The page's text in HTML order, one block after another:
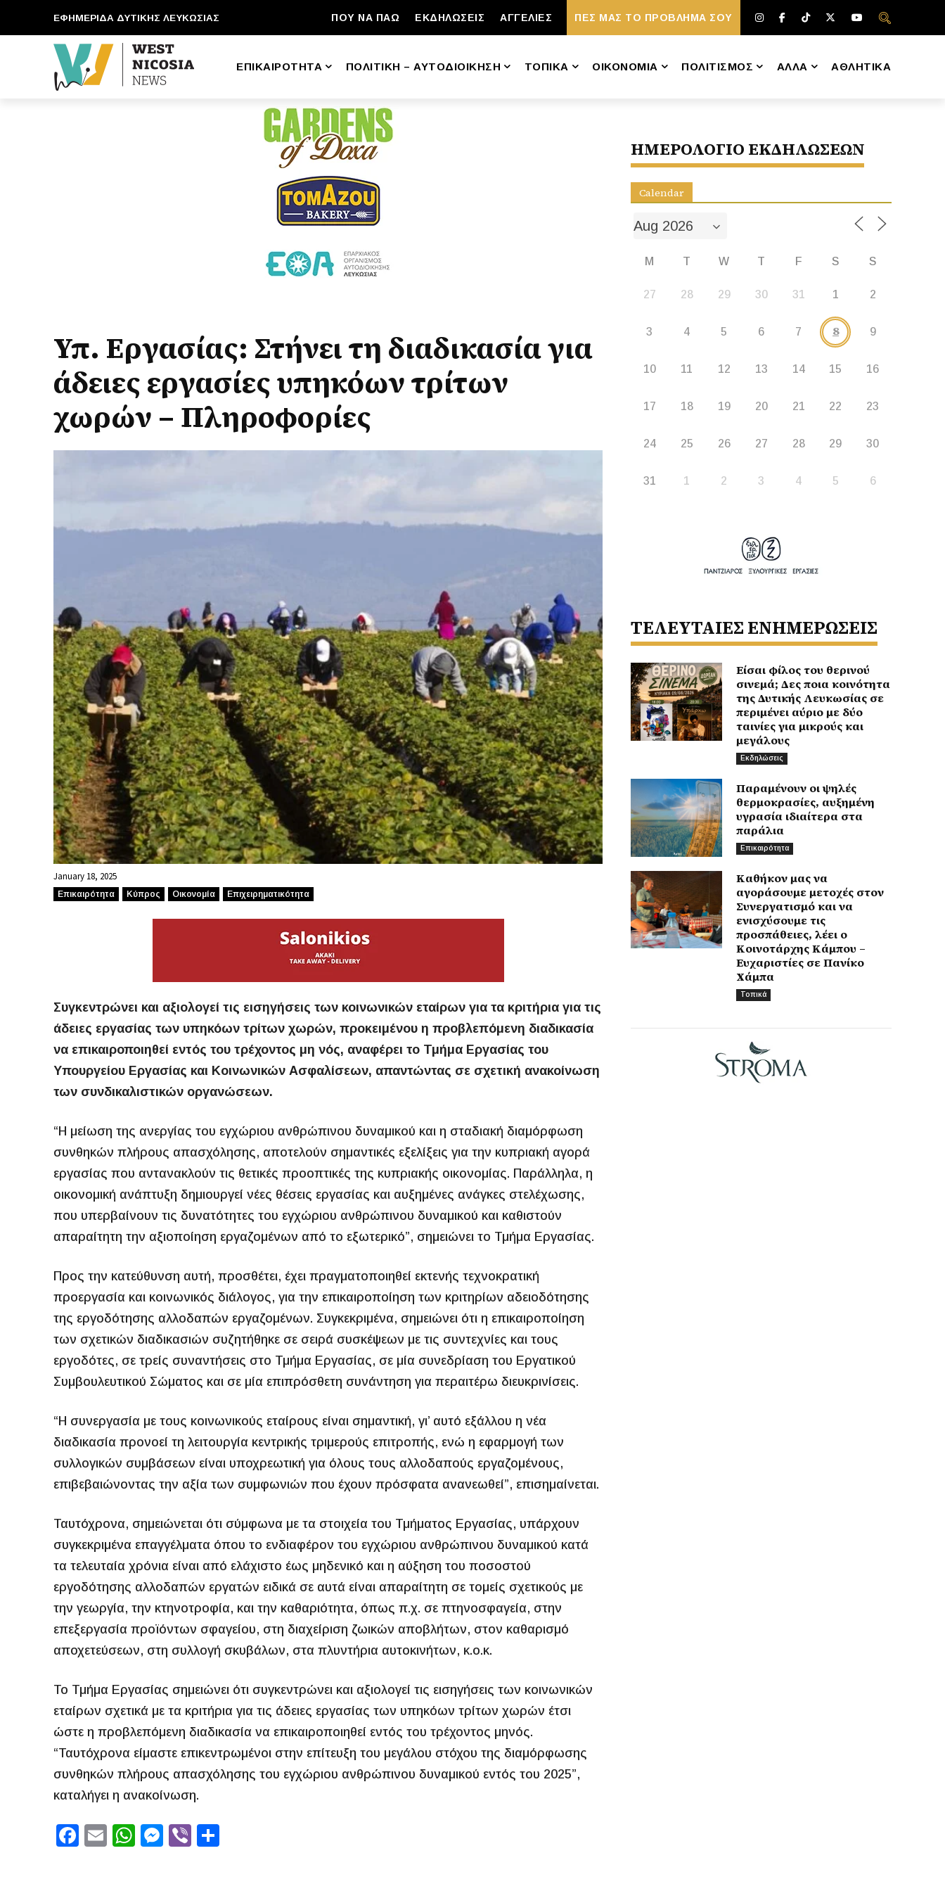
ΕΦΗΜΕΡΙΔΑ ΔΥΤΙΚΗΣ ΛΕΥΚΩΣΙΑΣ ΠΟΥ ΝΑ ΠΑΩ ΕΚΔΗΛΩΣΕΙΣ ΑΓΓΕΛΙΕΣ ΠΕΣ ΜΑΣ ΤΟ ΠΡΟΒΛΗΜΑ ΣΟΥ
ΕΠΙΚΑΙΡΟΤΗΤΑ ΠΟΛΙΤΙΚΗ – ΑΥΤΟΔΙΟΙΚΗΣΗ ΤΟΠΙΚΑ ΟΙΚΟΝΟΜΙΑ ΠΟΛΙΤΙΣΜΟΣ ΑΛΛΑ ΑΘΛΗΤΙΚΑ
Υπ. Εργασίας: Στήνει τη διαδικασία για
άδειες εργασίες υπηκόων τρίτων
χωρών – Πληροφορίες
January 18, 2025
Επικαιρότητα Κύπρος Οικονομία Επιχειρηματικότητα
Συγκεντρώνει και αξιολογεί τις εισηγήσεις των κοινωνικών εταίρων για τα κριτήρια για τις
άδειες εργασίας των υπηκόων τρίτων χωρών, προκειμένου η προβλεπόμενη διαδικασία
να επικαιροποιηθεί εντός του τρέχοντος μη νός, αναφέρει το Τμήμα Εργασίας του
Υπουργείου Εργασίας και Κοινωνικών Ασφαλίσεων, απαντώντας σε σχετική ανακοίνωση
των συνδικαλιστικών οργανώσεων.
“Η μείωση της ανεργίας του εγχώριου ανθρώπινου δυναμικού και η σταδιακή διαμόρφωση
συνθηκών πλήρους απασχόλησης, αποτελούν σημαντικές εξελίξεις για την κυπριακή αγορά
εργασίας που αντανακλούν τις θετικές προοπτικές της κυπριακής οικονομίας. Παράλληλα, η
οικονομική ανάπτυξη δημιουργεί νέες θέσεις εργασίας και αυξημένες ανάγκες στελέχωσης,
που υπερβαίνουν τις δυνατότητες του εγχώριου ανθρώπινου δυναμικού και καθιστούν
απαραίτητη την αξιοποίηση εργαζομένων από το εξωτερικό”, σημειώνει το Τμήμα Εργασίας.
Προς την κατεύθυνση αυτή, προσθέτει, έχει πραγματοποιηθεί εκτενής τεχνοκρατική
προεργασία και κοινωνικός διάλογος, για την επικαιροποίηση των κριτηρίων αδειοδότησης
της εργοδότησης αλλοδαπών εργαζομένων. Συγκεκριμένα, σημειώνει ότι η επικαιροποίηση
των σχετικών διαδικασιών συζητήθηκε σε σειρά συσκέψεων με τις συντεχνίες και τους
εργοδότες, σε τρείς συναντήσεις στο Τμήμα Εργασίας, σε μία συνεδρίαση του Εργατικού
Συμβουλευτικού Σώματος και σε μία επιπρόσθετη συνάντηση για περαιτέρω διευκρινίσεις.
“Η συνεργασία με τους κοινωνικούς εταίρους είναι σημαντική, γι’ αυτό εξάλλου η νέα
διαδικασία προνοεί τη λειτουργία κεντρικής τριμερούς επιτροπής, ενώ η εφαρμογή των
συλλογικών συμβάσεων είναι υποχρεωτική για όλους τους αλλοδαπούς εργαζομένους,
επιβεβαιώνοντας την αξία των συμφωνιών που έχουν πρόσφατα ανανεωθεί”, επισημαίνεται.
Ταυτόχρονα, σημειώνεται ότι σύμφωνα με τα στοιχεία του Τμήματος Εργασίας, υπάρχουν
συγκεκριμένα επαγγέλματα όπου το ενδιαφέρον του εγχώριου ανθρώπινου δυναμικού κατά
τα τελευταία χρόνια είναι από ελάχιστο έως μηδενικό και η αύξηση του ποσοστού
εργοδότησης αλλοδαπών εργατών ειδικά σε αυτά είναι απαραίτητη σε τομείς σχετικούς με
την γεωργία, την κτηνοτροφία, και την καθαριότητα, όπως π.χ. σε πτηνοσφαγεία, στην
επεξεργασία προϊόντων σφαγείου, στη διαχείριση ζωικών αποβλήτων, στον καθαρισμό
αποχετεύσεων, στη συλλογή σκυβάλων, στα πλυντήρια αυτοκινήτων, κ.ο.κ.
Το Τμήμα Εργασίας σημειώνει ότι συγκεντρώνει και αξιολογεί τις εισηγήσεις των κοινωνικών
εταίρων σχετικά με τα κριτήρια για τις άδειες εργασίας των υπηκόων τρίτων χωρών έτσι
ώστε η προβλεπόμενη διαδικασία να επικαιροποιηθεί εντός του τρέχοντος μηνός.
“Ταυτόχρονα είμαστε επικεντρωμένοι στην επίτευξη του μεγάλου στόχου της διαμόρφωσης
συνθηκών πλήρους απασχόλησης του εγχώριου ανθρώπινου δυναμικού εντός του 2025”,
καταλήγει η ανακοίνωση.
F
E
W M
Vi
ΗΜΕΡΟΛΟΓΙΟ ΕΚΔΗΛΩΣΕΩΝ
Calendar
M T W T F S S
27 28 29 30 31 1 2
3 4 5 6 7 8 9
10 11 12 13 14 15 16
17 18 19 20 21 22 23
24 25 26 27 28 29 30
31 1 2 3 4 5 6
ΤΕΛΕΥΤΑΙΕΣ ΕΝΗΜΕΡΩΣΕΙΣ
Είσαι φίλος του θερινού
σινεμά; Δες ποια κοινότητα
της Δυτικής Λευκωσίας σε
περιμένει αύριο με δύο
ταινίες για μικρούς και
μεγάλους
Εκδηλώσεις
Παραμένουν οι ψηλές
θερμοκρασίες, αυξημένη
υγρασία ιδιαίτερα στα
παράλια
Επικαιρότητα
Καθήκον μας να
αγοράσουμε μετοχές στον
Συνεργατισμό και να
ενισχύσουμε τις
προσπάθειες, λέει ο
Κοινοτάρχης Κάμπου –
Ευχαριστίες σε Πανίκο
Χάμπα
Τοπικά